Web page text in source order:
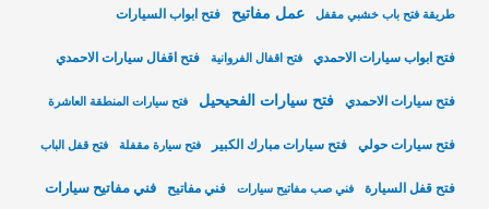
طريقة فتح باب خشبي مقفل عمل مفاتيح فتح ابواب السيارات
فتح ابواب سيارات الاحمدي فتح اقفال الفروانية فتح اقفال سيارات الاحمدي
فتح سيارات الاحمدي فتح سيارات الفحيحيل فتح سيارات المنطقة العاشرة
فتح سيارات حولي فتح سيارات مبارك الكبير فتح سيارة مقفلة فتح قفل الباب
فتح قفل السيارة فني صب مفاتيح سيارات فني مفاتيح فني مفاتيح سيارات